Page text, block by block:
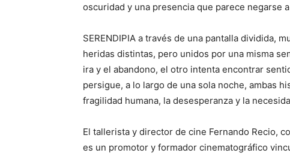
oscuridad y una presencia que parece negarse
SERENDIPIA a través de una pantalla dividida,
heridas distintas, pero unidos por una misma
ira y el abandono, el otro intenta encontrar
persigue, a lo largo de una sola noche, ambas
fragilidad humana, la desesperanza y la
El tallerista y director de cine Fernando Recio,
es un promotor y formador cinematográfico